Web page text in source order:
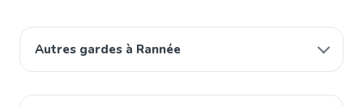
Autres gardes à Rannée